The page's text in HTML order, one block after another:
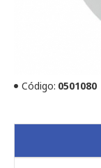
Código: 0501080